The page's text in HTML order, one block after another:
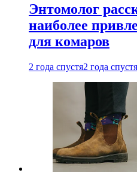
Энтомолог
наиболее
для комаров
2 года спустя2 года спустя